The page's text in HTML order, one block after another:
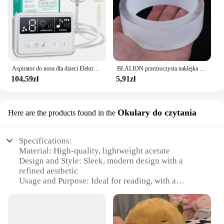
104,59zł 5,91zł
Here are the products found in the Okulary do czytania
Specifications:
Material: High-quality, lightweight acetate
Design and Style: Sleek, modern design with a
refined aesthetic
Usage and Purpose: Ideal for reading, with a
Performance and Property: Durable and scratch-
Shape or Size or Weight or Quantity: Comfortable,